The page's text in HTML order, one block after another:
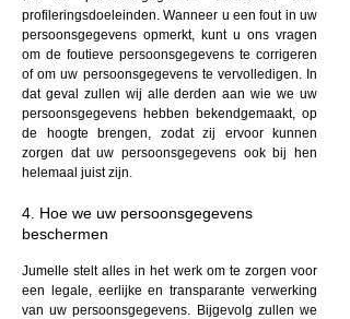
profileringsdoeleinden. Wanneer u een fout in uw
persoonsgegevens opmerkt, kunt u ons vragen
om de foutieve persoonsgegevens te corrigeren
of om uw persoonsgegevens te vervolledigen. In
dat geval zullen wij alle derden aan wie we uw
persoonsgegevens hebben bekendgemaakt, op
de hoogte brengen, zodat zij ervoor kunnen
zorgen dat uw persoonsgegevens ook bij hen
helemaal juist zijn.
4. Hoe we uw persoonsgegevens
beschermen
Jumelle stelt alles in het werk om te zorgen voor
een legale, eerlijke en transparante verwerking
van uw persoonsgegevens. Bijgevolg zullen we